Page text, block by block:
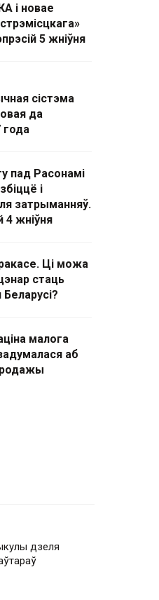
і новае
5 жніўня
сістэма
да
года
пад Расонамі
і
затрыманняў.
4 жніўня
Ці можа
стаць
малога
аб
дзеля